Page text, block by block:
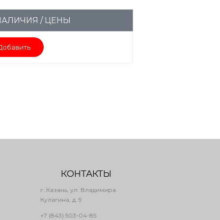
/ ЦЕНЫ
КОНТАКТЫ
г. Казань, ул. Владимира
Кулагина, д. 9
+7 (843) 503-04-85